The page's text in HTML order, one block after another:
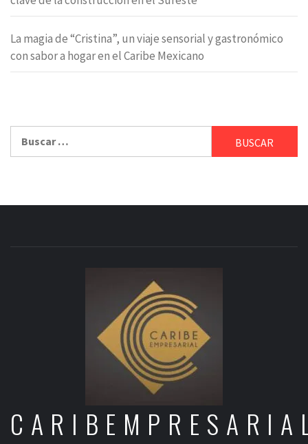
La magia de “Cristina”, un viaje sensorial y gastronómico
con sabor a hogar en el Caribe Mexicano